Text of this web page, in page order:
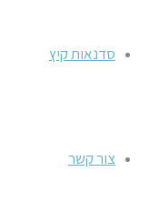
סדנאות קיץ
צור קשר